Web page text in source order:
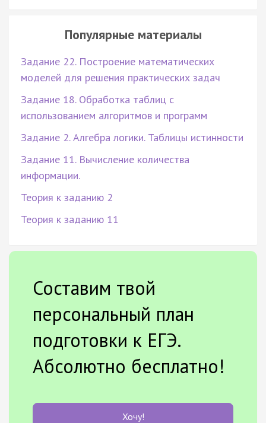
Популярные материалы
Задание 22. Построение математических
моделей для решения практических задач
Задание 18. Обработка таблиц с
использованием алгоритмов и программ
Задание 2. Алгебра логики. Таблицы истинности
Задание 11. Вычисление количества
информации.
Теория к заданию 2
Теория к заданию 11
Составим твой
персональный план
подготовки к ЕГЭ.
Абсолютно бесплатно!
Хочу!